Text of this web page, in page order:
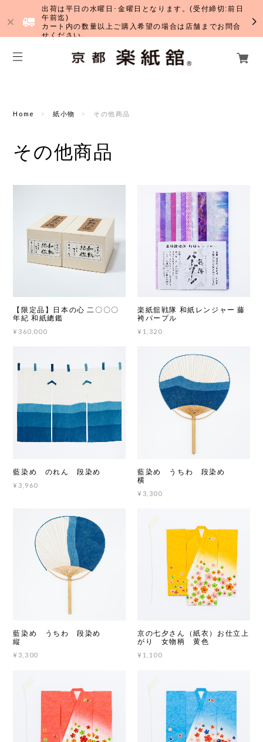
出荷は平日の水曜日･金曜日となります。(受付締切:前日
午前迄)
カート内の数量以上ご購入希望の場合は店舗までお問合
せください。
Home 紙小物 その他商品
その他商品
【限定品】日本の心 二〇〇〇
年紀 和紙總鑑
¥360,000
楽紙舘戦隊 和紙レンジャー 藤
袴パープル
¥1,320
藍染め のれん 段染め
¥3,960
藍染め うちわ 段染め
横
¥3,300
藍染め うちわ 段染め
縦
¥3,300
京の七夕さん（紙衣）お仕立上
がり 女物柄 黄色
¥1,100